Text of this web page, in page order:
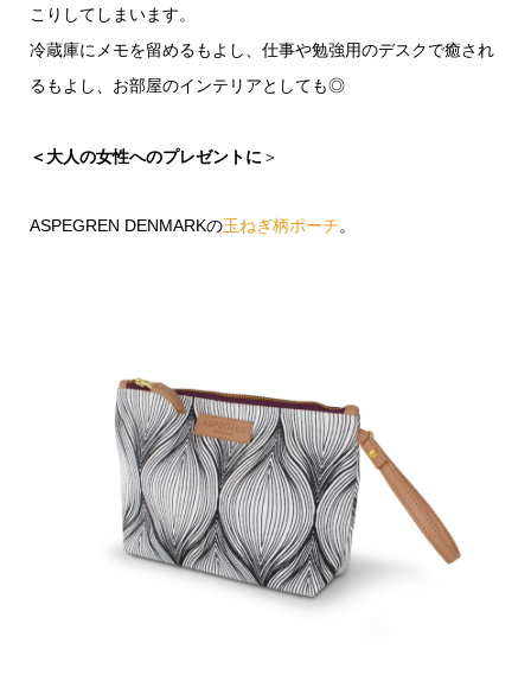
こりしてしまいます。
冷蔵庫にメモを留めるもよし、仕事や勉強用のデスクで癒され
るもよし、お部屋のインテリアとしても◎
＜大人の女性へのプレゼントに ＞
ASPEGREN DENMARKの玉ねぎ柄ポーチ。